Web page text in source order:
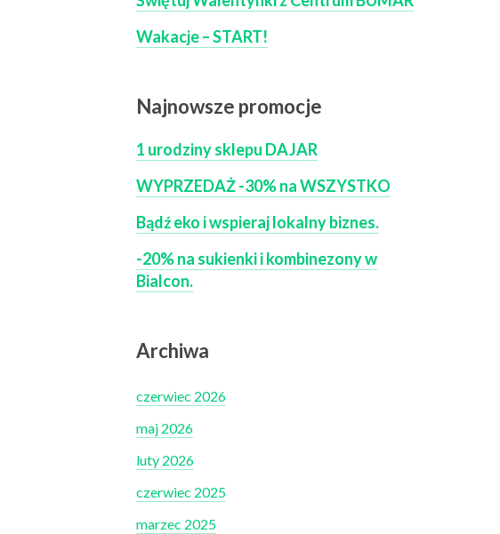
Wakacje – START!
Najnowsze promocje
1 urodziny sklepu DAJAR
WYPRZEDAŻ -30% na WSZYSTKO
Bądź eko i wspieraj lokalny biznes.
-20% na sukienki i kombinezony w
Bialcon.
Archiwa
czerwiec 2026
maj 2026
luty 2026
czerwiec 2025
marzec 2025